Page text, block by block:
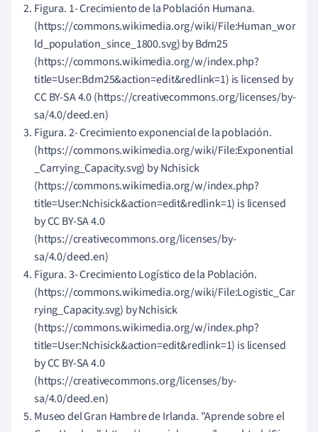
Figura. 1- Crecimiento de la Población Humana.
(https://commons.wikimedia.org/wiki/File:Human_wor
ld_population_since_1800.svg) by Bdm25
(https://commons.wikimedia.org/w/index.php?
title=User:Bdm25&action=edit&redlink=1) is licensed by
CC BY-SA 4.0 (https://creativecommons.org/licenses/by-
sa/4.0/deed.en)
Figura. 2- Crecimiento exponencial de la población.
(https://commons.wikimedia.org/wiki/File:Exponential
_Carrying_Capacity.svg) by Nchisick
(https://commons.wikimedia.org/w/index.php?
title=User:Nchisick&action=edit&redlink=1) is licensed
by CC BY-SA 4.0
(https://creativecommons.org/licenses/by-
sa/4.0/deed.en)
Figura. 3- Crecimiento Logístico de la Población.
(https://commons.wikimedia.org/wiki/File:Logistic_Car
rying_Capacity.svg) by Nchisick
(https://commons.wikimedia.org/w/index.php?
title=User:Nchisick&action=edit&redlink=1) is licensed
by CC BY-SA 4.0
(https://creativecommons.org/licenses/by-
sa/4.0/deed.en)
Museo del Gran Hambre de Irlanda. "Aprende sobre el